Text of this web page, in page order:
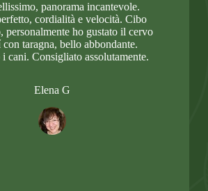
panorama incantevole.
cordialità e velocità. Cibo
personalmente ho gustato il cervo
taragna, bello abbondante.
cani. Consigliato assolutamente.
Elena G